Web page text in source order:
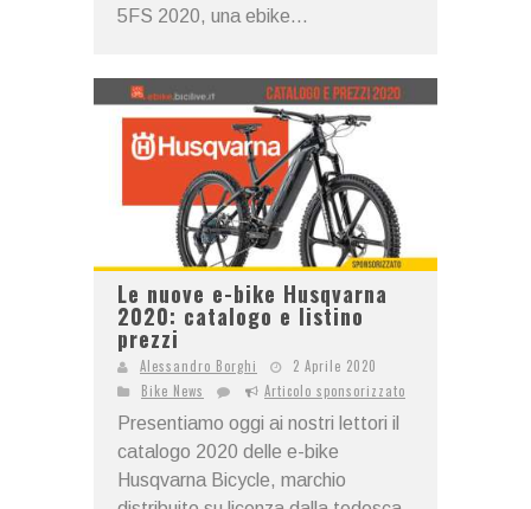
5FS 2020, una ebike...
Le nuove e-bike Husqvarna
2020: catalogo e listino
prezzi
Alessandro Borghi
2 Aprile 2020
Bike News
Articolo sponsorizzato
Presentiamo oggi ai nostri lettori il
catalogo 2020 delle e-bike
Husqvarna Bicycle, marchio